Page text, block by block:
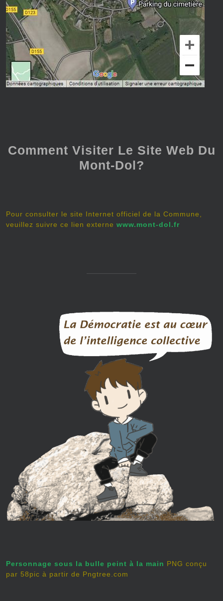
Comment Visiter Le Site Web Du
Mont-Dol?
Pour consulter le site Internet officiel de la Commune,
veuillez suivre ce lien externe www.mont-dol.fr
Personnage sous la bulle peint à la main PNG conçu
par 58pic à partir de Pngtree.com